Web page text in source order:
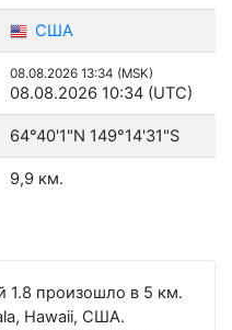
США
08.08.2026 13:34 (MSK)
08.08.2026 10:34 (UTC)
64°40'1"N 149°14'31"S
9,9 км.
1.8 произошло в 5 км.
Hawaii, США.